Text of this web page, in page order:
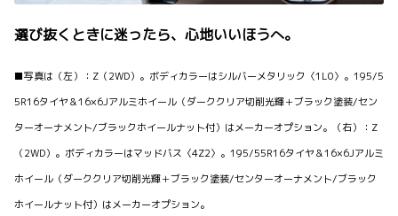
選び抜くときに迷ったら、心地いいほうへ。
■写真は（左）：Z（2WD）。ボディカラーはシルバーメタリック〈1L0〉。195/5
5R16タイヤ＆16×6Jアルミホイール（ダーククリア切削光輝＋ブラック塗装/セン
ターオーナメント/ブラックホイールナット付）はメーカーオプション。（右）：Z
（2WD）。ボディカラーはマッドバス〈4Z2〉。195/55R16タイヤ＆16×6Jアルミ
ホイール（ダーククリア切削光輝＋ブラック塗装/センターオーナメント/ブラック
ホイールナット付）はメーカーオプション。